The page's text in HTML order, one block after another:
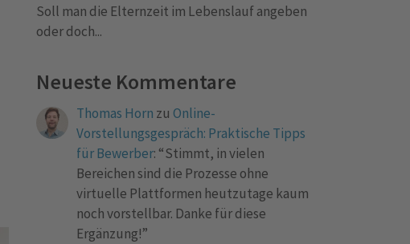
Soll man die Elternzeit im Lebenslauf angeben
oder doch...
Neueste Kommentare
Thomas Horn zu Online-
Vorstellungsgespräch: Praktische Tipps
für Bewerber: “Stimmt, in vielen
Bereichen sind die Prozesse ohne
virtuelle Plattformen heutzutage kaum
noch vorstellbar. Danke für diese
Ergänzung!”